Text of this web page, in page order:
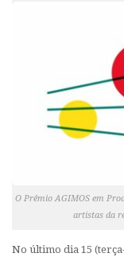
O Prêmio AGIMOS em
artistas da
No último dia 15